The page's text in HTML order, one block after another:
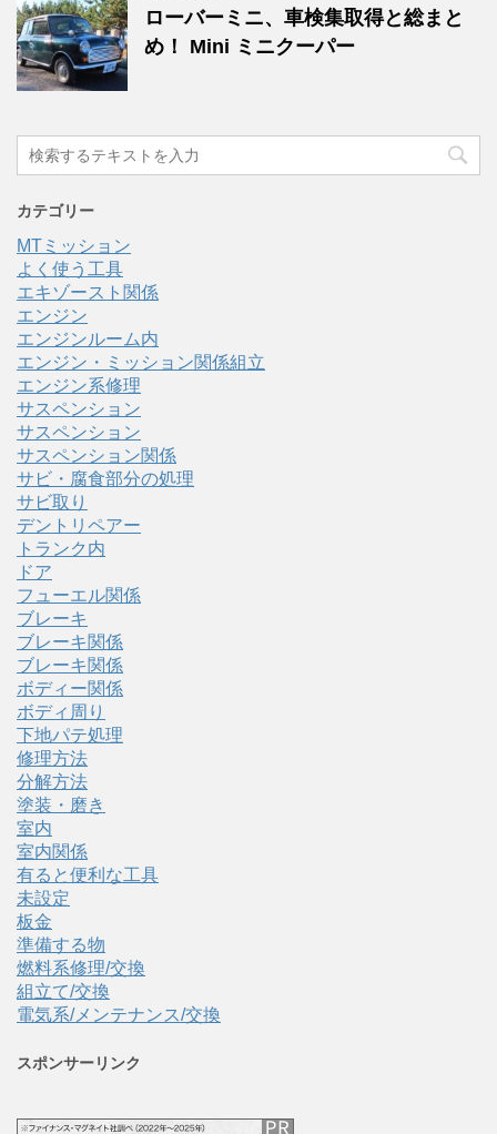
ローバーミニ、車検集取得と総まと
め！ Mini ミニクーパー
カテゴリー
MTミッション
よく使う工具
エキゾースト関係
エンジン
エンジンルーム内
エンジン・ミッション関係組立
エンジン系修理
サスペンション
サスペンション
サスペンション関係
サビ・腐食部分の処理
サビ取り
デントリペアー
トランク内
ドア
フューエル関係
ブレーキ
ブレーキ関係
ブレーキ関係
ボディー関係
ボディ周り
下地パテ処理
修理方法
分解方法
塗装・磨き
室内
室内関係
有ると便利な工具
未設定
板金
準備する物
燃料系修理/交換
組立て/交換
電気系/メンテナンス/交換
スポンサーリンク